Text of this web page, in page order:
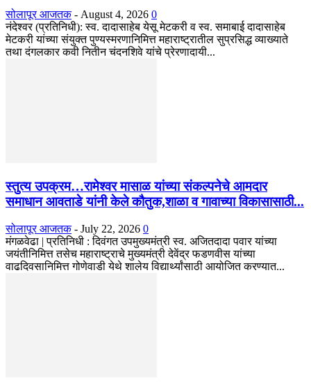
सोलापूर आजतक - August 4, 2026 0
नंदेश्वर (प्रतिनिधी): स्व. दादासाहेब येसू मेटकरी व स्व. समाबाई दादासाहेब
मेटकरी यांच्या संयुक्त पुण्यस्मरणानिमित्त महाराष्ट्रातील सुप्रसिद्ध व्याख्याते
तथा दंगलकार कवी नितीन चंदनशिवे यांचे प्रेरणादायी...
स्तुत्य उपक्रम…रामेश्वर मासाळ यांच्या संकल्पनेचे आमदार
समाधान आवताडे यांनी केले कौतुक,शाळा व गावाच्या विकासासाठी...
सोलापूर आजतक - July 22, 2026 0
मंगळवेढा | प्रतिनिधी : दिवंगत उपमुख्यमंत्री स्व. अजितदादा पवार यांच्या
जयंतीनिमित्त तसेच महाराष्ट्राचे मुख्यमंत्री देवेंद्र फडणवीस यांच्या
वाढदिवसानिमित्त गोणेवाडी येथे शालेय विद्यार्थ्यांसाठी आयोजित करण्यात...